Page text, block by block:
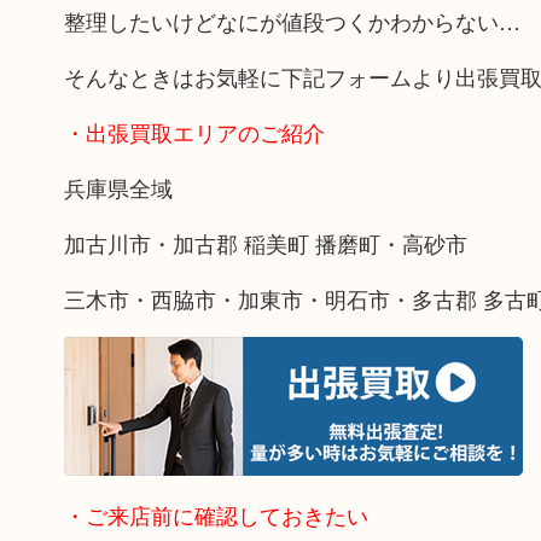
整理したいけどなにが値段つくかわからない…
そんなときはお気軽に下記フォームより出張買
・出張買取エリアのご紹介
兵庫県全域
加古川市・加古郡 稲美町 播磨町・高砂市
三木市・西脇市・加東市・明石市・多古郡 多古
・ご来店前に確認しておきたい